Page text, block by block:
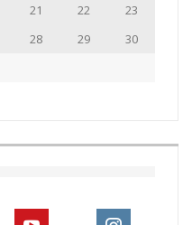
21 22
23
28 29
30